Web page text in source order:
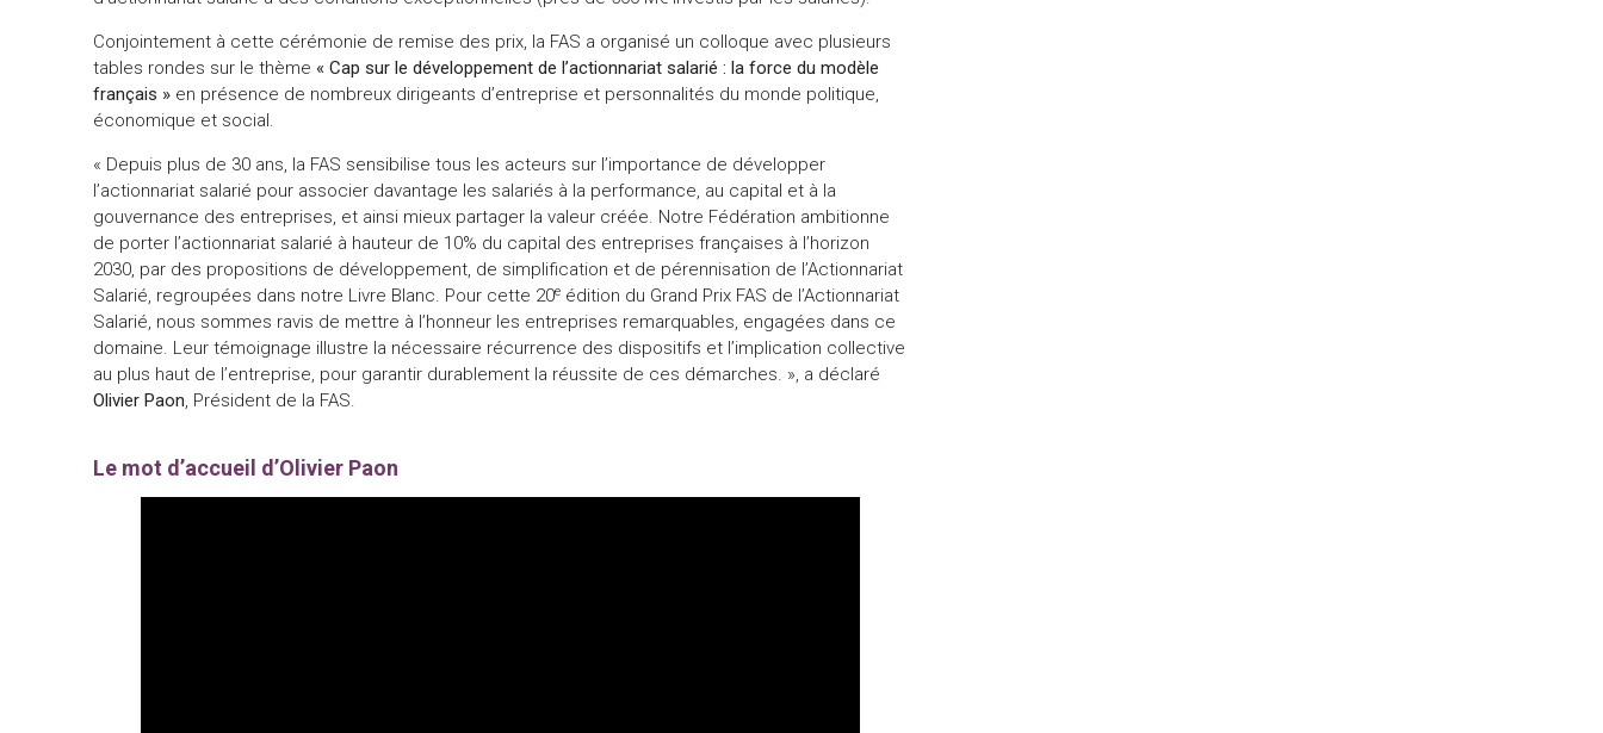
Conjointement à cette cérémonie de remise des prix, la FAS a organisé un colloque avec plusieurs
tables rondes sur le thème « Cap sur le développement de l’actionnariat salarié : la force du modèle
français » en présence de nombreux dirigeants d’entreprise et personnalités du monde politique,
économique et social.
« Depuis plus de 30 ans, la FAS sensibilise tous les acteurs sur l’importance de développer
l’actionnariat salarié pour associer davantage les salariés à la performance, au capital et à la
gouvernance des entreprises, et ainsi mieux partager la valeur créée. Notre Fédération ambitionne
de porter l’actionnariat salarié à hauteur de 10% du capital des entreprises françaises à l’horizon
2030, par des propositions de développement, de simplification et de pérennisation de l’Actionnariat
Salarié, regroupées dans notre Livre Blanc. Pour cette 20e édition du Grand Prix FAS de l’Actionnariat
Salarié, nous sommes ravis de mettre à l’honneur les entreprises remarquables, engagées dans ce
domaine. Leur témoignage illustre la nécessaire récurrence des dispositifs et l’implication collective
au plus haut de l’entreprise, pour garantir durablement la réussite de ces démarches. », a déclaré
Olivier Paon, Président de la FAS.
Le mot d’accueil d’Olivier Paon